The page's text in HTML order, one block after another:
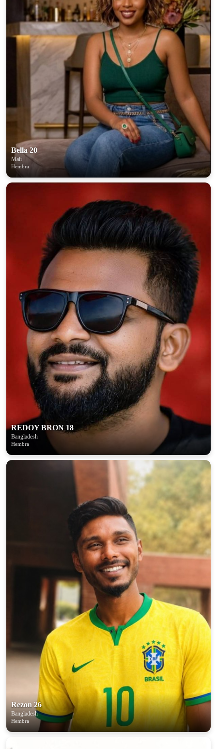
Bella 20
Malí
Hembra
REDOY BRON 18
Bangladesh
Hembra
Rezon 26
Bangladesh
Hembra
upload your own photo
100% FREE
×10 more visibility